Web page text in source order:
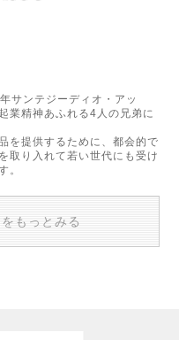
サンテジーディオ・アッ
業精神あふれる4人の兄弟に
を提供するために、都会的で
取り入れて若い世代にも受け
。
もっとみる